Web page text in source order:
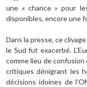
une « chance » pour
disponibles, encore une
Dans la presse, ce
le Sud fut exacerbé.
comme lieu de
critiques dénigrant les
décisions idoines de